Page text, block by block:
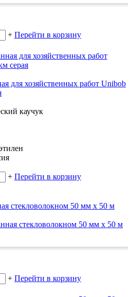
+ Перейти в корзину
для хозяйственных работ Unibob
каучук
+ Перейти в корзину
стекловолокном 50 мм x 50 м
+ Перейти в корзину